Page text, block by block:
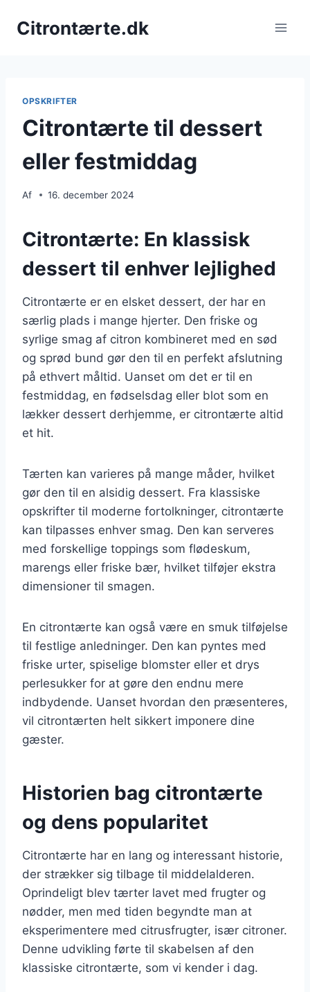
Citrontærte.dk
OPSKRIFTER
Citrontærte til dessert
eller festmiddag
Af 16. december 2024
Citrontærte: En klassisk
dessert til enhver lejlighed
Citrontærte er en elsket dessert, der har en
særlig plads i mange hjerter. Den friske og
syrlige smag af citron kombineret med en sød
og sprød bund gør den til en perfekt afslutning
på ethvert måltid. Uanset om det er til en
festmiddag, en fødselsdag eller blot som en
lækker dessert derhjemme, er citrontærte altid
et hit.
Tærten kan varieres på mange måder, hvilket
gør den til en alsidig dessert. Fra klassiske
opskrifter til moderne fortolkninger, citrontærte
kan tilpasses enhver smag. Den kan serveres
med forskellige toppings som flødeskum,
marengs eller friske bær, hvilket tilføjer ekstra
dimensioner til smagen.
En citrontærte kan også være en smuk tilføjelse
til festlige anledninger. Den kan pyntes med
friske urter, spiselige blomster eller et drys
perlesukker for at gøre den endnu mere
indbydende. Uanset hvordan den præsenteres,
vil citrontærten helt sikkert imponere dine
gæster.
Historien bag citrontærte
og dens popularitet
Citrontærte har en lang og interessant historie,
der strækker sig tilbage til middelalderen.
Oprindeligt blev tærter lavet med frugter og
nødder, men med tiden begyndte man at
eksperimentere med citrusfrugter, især citroner.
Denne udvikling førte til skabelsen af den
klassiske citrontærte, som vi kender i dag.